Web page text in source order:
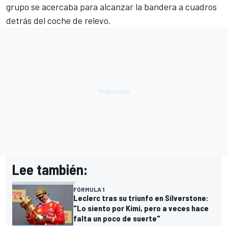
grupo se acercaba para alcanzar la bandera a cuadros
detrás del coche de relevo.
Lee también:
FÓRMULA 1
Leclerc tras su triunfo en Silverstone:
"Lo siento por Kimi, pero a veces hace
falta un poco de suerte"